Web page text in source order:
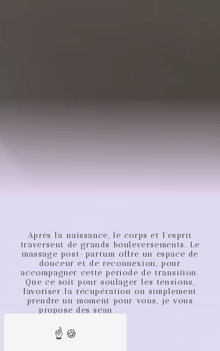
Ap rès la naissance, l e corps et l ’es prit
travers ent de gran ds boul evers ements . Le
massag e pos t - partum offre un es pac e de
douc eur et d e rec onnexi on, p our
ac compagner cette p éri od e d e trans iti on .
Qu e c e soit p our s oulag er l es tensi ons,
favoriser la réc up ération ou simpl ement
pren dre un moment pour vous, j e vous
p ropos e d es s éan